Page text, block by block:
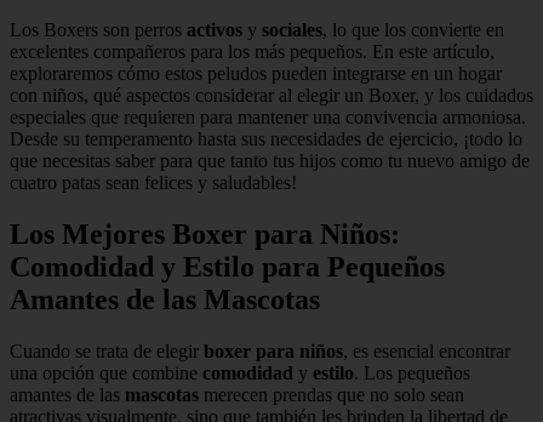
Los Boxers son perros activos y sociales, lo que los convierte en
excelentes compañeros para los más pequeños. En este artículo,
exploraremos cómo estos peludos pueden integrarse en un hogar
con niños, qué aspectos considerar al elegir un Boxer, y los cuidados
especiales que requieren para mantener una convivencia armoniosa.
Desde su temperamento hasta sus necesidades de ejercicio, ¡todo lo
que necesitas saber para que tanto tus hijos como tu nuevo amigo de
cuatro patas sean felices y saludables!
Los Mejores Boxer para Niños:
Comodidad y Estilo para Pequeños
Amantes de las Mascotas
Cuando se trata de elegir boxer para niños, es esencial encontrar
una opción que combine comodidad y estilo. Los pequeños
amantes de las mascotas merecen prendas que no solo sean
atractivas visualmente, sino que también les brinden la libertad de